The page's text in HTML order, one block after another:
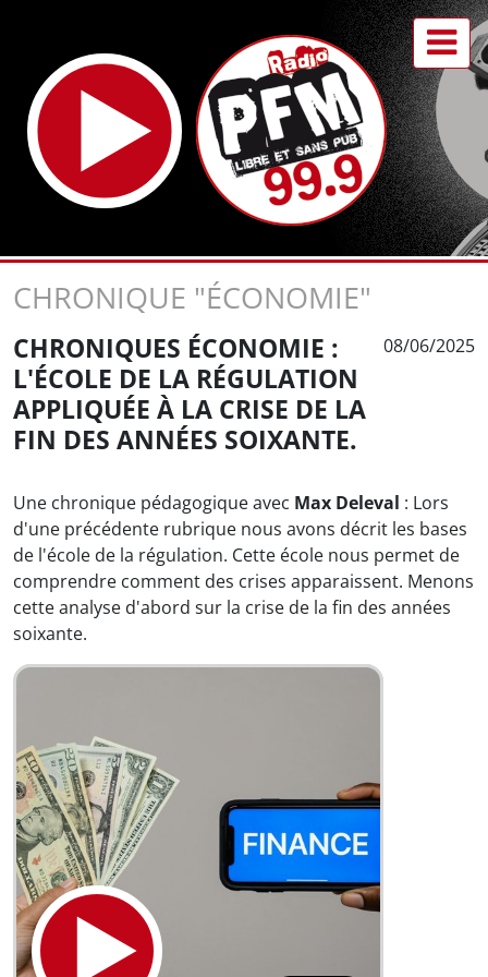
CHRONIQUE "ÉCONOMIE"
CHRONIQUES ÉCONOMIE :
L'ÉCOLE DE LA RÉGULATION
APPLIQUÉE À LA CRISE DE LA
FIN DES ANNÉES SOIXANTE.
08/06/2025
Une chronique pédagogique avec Max Deleval : Lors
d'une précédente rubrique nous avons décrit les bases
de l'école de la régulation. Cette école nous permet de
comprendre comment des crises apparaissent. Menons
cette analyse d'abord sur la crise de la fin des années
soixante.